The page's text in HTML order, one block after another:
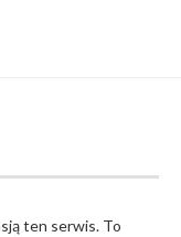
ten serwis. To